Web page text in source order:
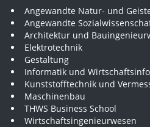
Angewandte Natur- und
Angewandte
Architektur und
Elektrotechnik
Gestaltung
Informatik und
Kunststofftechnik und
Maschinenbau
THWS Business School
Wirtschaftsingenieurwesen